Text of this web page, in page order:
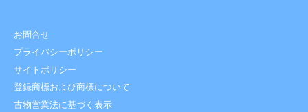
お問合せ
プライバシーポリシー
サイトポリシー
登録商標および商標について
古物営業法に基づく表示